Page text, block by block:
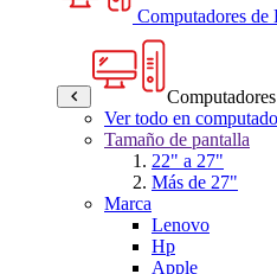
Computadores
Ver todo en
Tamaño de pantalla
22" a 27"
Más de 27"
Marca
Lenovo
Hp
Apple